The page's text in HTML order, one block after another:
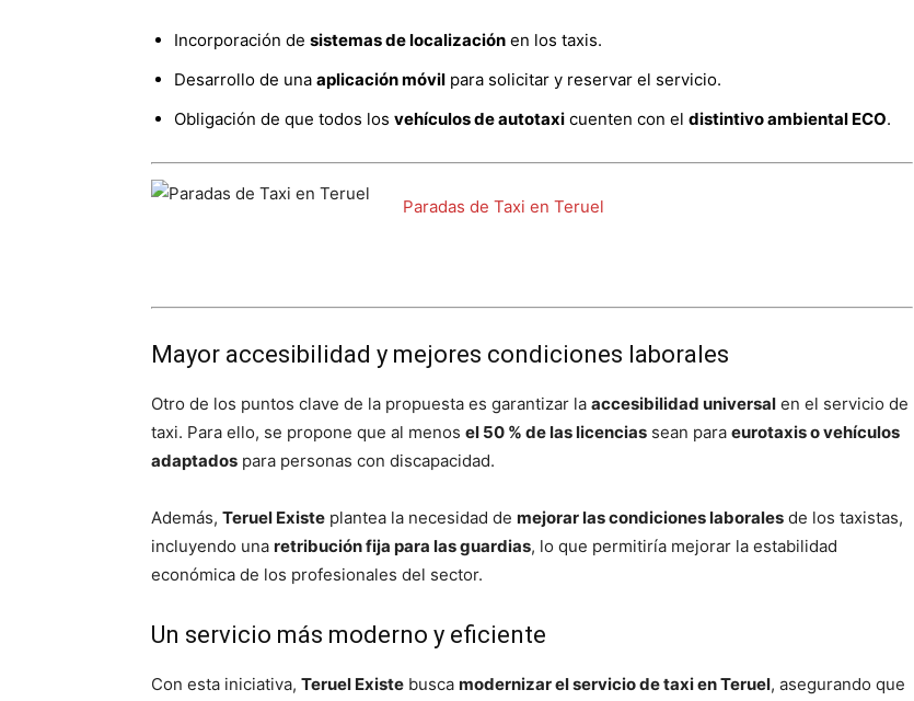
Incorporación de sistemas de localización en los taxis.
Desarrollo de una aplicación móvil para solicitar y reservar el servicio.
Obligación de que todos los vehículos de autotaxi cuenten con el distintivo ambiental ECO.
Paradas de Taxi en Teruel
Mayor accesibilidad y mejores condiciones laborales
Otro de los puntos clave de la propuesta es garantizar la accesibilidad universal en el servicio de
taxi. Para ello, se propone que al menos el 50 % de las licencias sean para eurotaxis o vehículos
adaptados para personas con discapacidad.
Además, Teruel Existe plantea la necesidad de mejorar las condiciones laborales de los taxistas,
incluyendo una retribución fija para las guardias, lo que permitiría mejorar la estabilidad
económica de los profesionales del sector.
Un servicio más moderno y eficiente
Con esta iniciativa, Teruel Existe busca modernizar el servicio de taxi en Teruel, asegurando que